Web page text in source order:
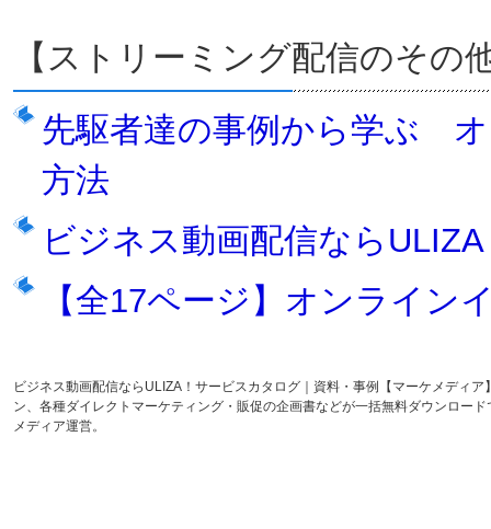
【ストリーミング配信のその
先駆者達の事例から学ぶ
方法
ビジネス動画配信なら
【全17ページ】オンライン
ビジネス動画配信ならULIZA！サービスカタログ｜資料・事例【マーケメディ
ン、各種ダイレクトマーケティング・販促の企画書などが一括無料ダウンロー
メディア運営。